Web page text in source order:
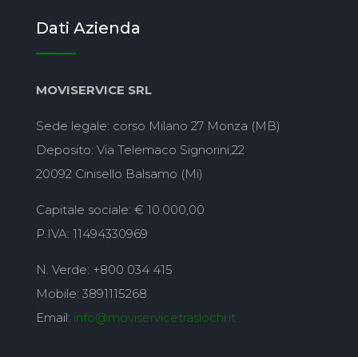
Dati Azienda
MOVISERVICE SRL
Sede legale: corso Milano 27 Monza (MB)
Deposito: Via Telemaco Signorini,22
20092 Cinisello Balsamo (Mi)
Capitale sociale: € 10.000,00
P.IVA: 11494330969
N. Verde: +800 034 415
Mobile: 3891115268
Email: info@moviservicetraslochi.it